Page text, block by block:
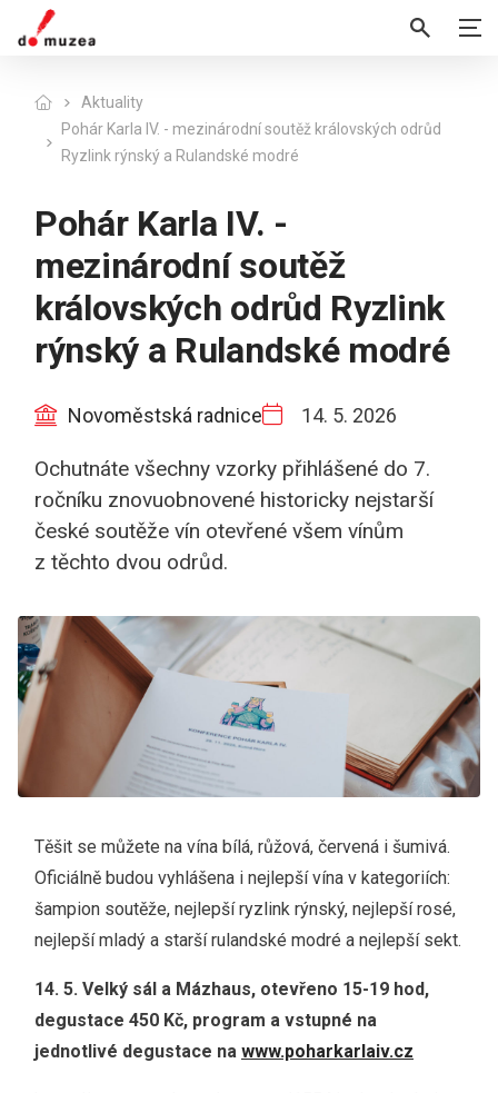
Aktuality
Pohár Karla IV. - mezinárodní soutěž královských odrůd
Ryzlink rýnský a Rulandské modré
Pohár Karla IV. -
mezinárodní soutěž
královských odrůd Ryzlink
rýnský a Rulandské modré
Novoměstská radnice 14. 5. 2026
Ochutnáte všechny vzorky přihlášené do 7.
ročníku znovuobnovené historicky nejstarší
české soutěže vín otevřené všem vínům
z těchto dvou odrůd.
Těšit se můžete na vína bílá, růžová, červená i šumivá.
Oficiálně budou vyhlášena i nejlepší vína v kategoriích:
šampion soutěže, nejlepší ryzlink rýnský, nejlepší rosé,
nejlepší mladý a starší rulandské modré a nejlepší sekt.
14. 5. Velký sál a Mázhaus, otevřeno 15-19 hod,
degustace 450 Kč, program a vstupné na
jednotlivé degustace na www.poharkarlaiv.cz